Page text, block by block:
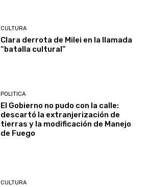
CULTURA
Clara derrota de Milei en la llamada
“batalla cultural”
POLITICA
El Gobierno no pudo con la calle:
descartó la extranjerización de
tierras y la modificación de Manejo
de Fuego
CULTURA